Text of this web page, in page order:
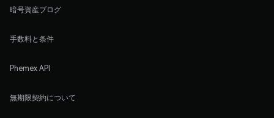
暗号資産ブログ
手数料と条件
Phemex API
無期限契約について